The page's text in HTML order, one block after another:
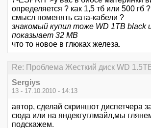
определяется ? как 1,5 тб или 500 гб
смысл поменять сата-кабели ?
знакомый купил тоже WD 1TB black
показыает 32 MB
что то новое в глюках железа.
Re: Проблема Жесткий диск WD
Sergiys
13 - 17.10.2010 - 14:13
автор, сделай скриншот диспетчера
сюда или на яндекгуглмайл,мы
подскажем.